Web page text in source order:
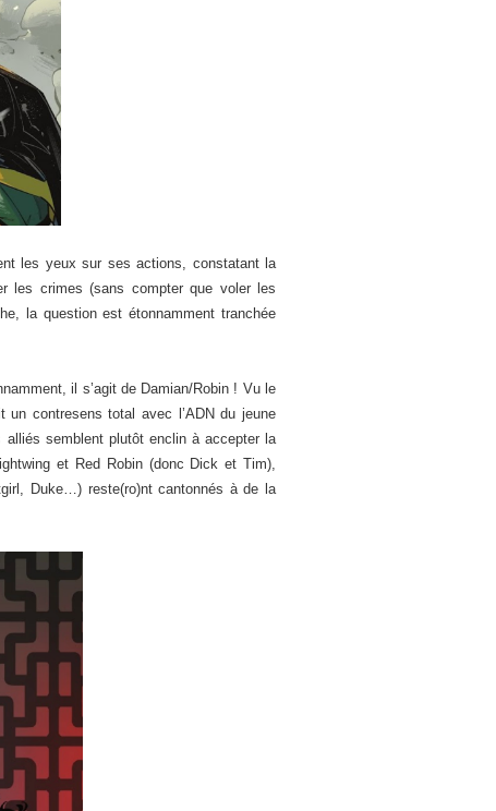
les yeux sur ses actions, constatant la
les crimes (sans compter que voler les
la question est étonnamment tranchée
il s’agit de Damian/Robin ! Vu le
contresens total avec l’ADN du jeune
semblent plutôt enclin à accepter la
et Red Robin (donc Dick et Tim),
Duke…) reste(ro)nt cantonnés à de la